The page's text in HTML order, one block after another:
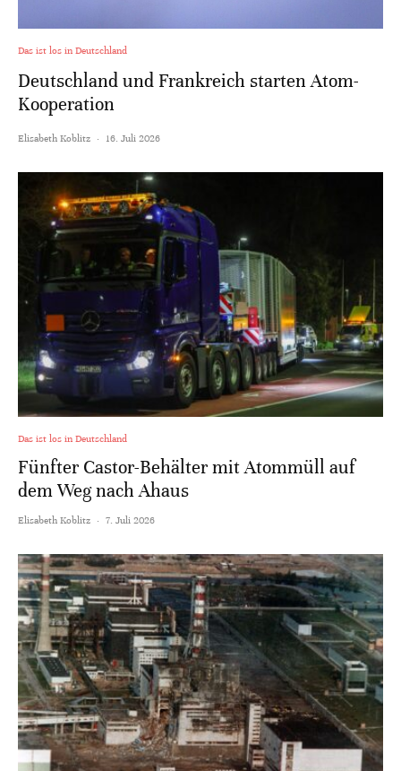
Das ist los in Deutschland
Deutschland und Frankreich starten Atom-
Kooperation
Elisabeth Koblitz · 16. Juli 2026
Das ist los in Deutschland
Fünfter Castor-Behälter mit Atommüll auf
dem Weg nach Ahaus
Elisabeth Koblitz · 7. Juli 2026